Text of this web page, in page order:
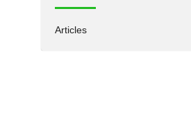
Articles